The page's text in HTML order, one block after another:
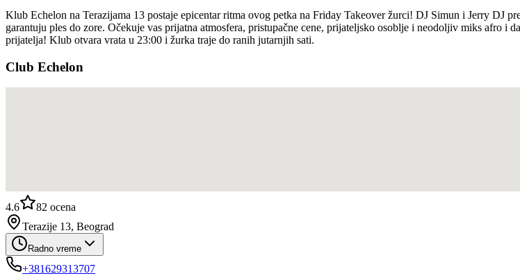
Klub Echelon na Terazijama 13 postaje epicentar ritma ovog petka na Friday Takeover žurci! DJ Simun i Jerry
garantuju ples do zore. Očekuje vas prijatna atmosfera, pristupačne cene, prijateljsko osoblje i neodoljiv miks afro i
prijatelja! Klub otvara vrata u 23:00 i žurka traje do ranih jutarnjih sati.
Club Echelon
4.6 82 ocena
Terazije 13, Beograd
Radno vreme
+381629313707